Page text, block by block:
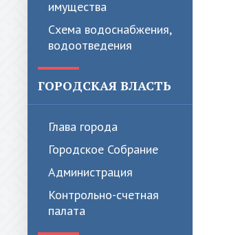
имущества
Схема водоснабжения,
водоотведения
ГОРОДСКАЯ ВЛАСТЬ
Глава города
Городское Собрание
Администрация
Контрольно-счетная
палата